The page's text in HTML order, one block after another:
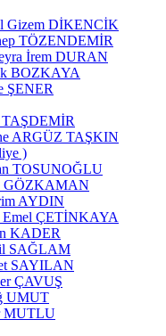
Gizem DİKENCİK
TÖZENDEMİR
İrem DURAN
BOZKAYA
ŞENER
ARGÜZ TAŞKIN
)
TOSUNOĞLU
GÖZKAMAN
AYDIN
Emel ÇETİNKAYA
KADER
SAĞLAM
SAYILAN
ÇAVUŞ
UMUT
MUTLU